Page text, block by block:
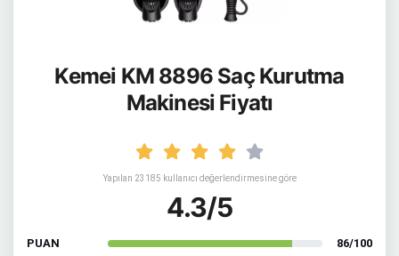
Kemei KM 8896 Saç Kurutma
Makinesi Fiyatı
Yapılan 23185 kullanıcı değerlendirmesine göre
4.3/5
PUAN 86/100